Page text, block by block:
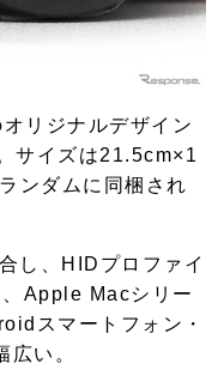
リジナルデザイン
サイズは21.5cm×1
ンダムに同梱され
し、HIDプロファイ
Apple Macシリー
スマートフォン・
い。